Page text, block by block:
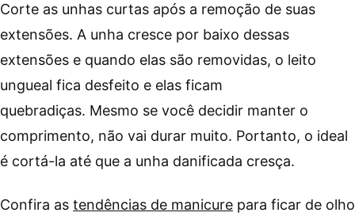
Corte as unhas curtas após a remoção de suas
extensões. A unha cresce por baixo dessas
extensões e quando elas são removidas, o leito
ungueal fica desfeito e elas ficam
quebradiças. Mesmo se você decidir manter o
comprimento, não vai durar muito. Portanto, o ideal
é cortá-la até que a unha danificada cresça.
Confira as tendências de manicure para ficar de olho